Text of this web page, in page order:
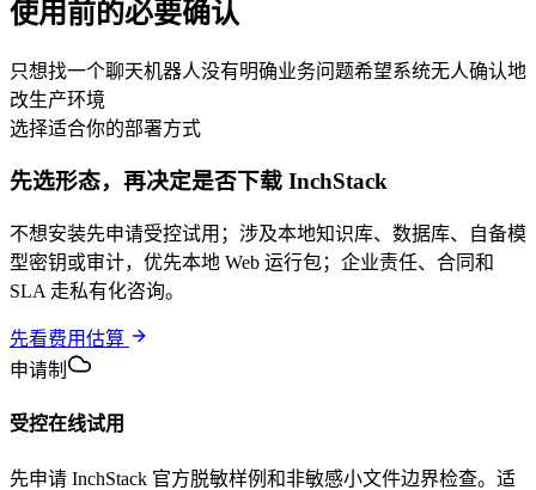
使用前的必要确认
只想找一个聊天机器人没有明确业务问题希望系统无人确认地
改生产环境
选择适合你的部署方式
先选形态，再决定是否下载 InchStack
不想安装先申请受控试用；涉及本地知识库、数据库、自备模
型密钥或审计，优先本地 Web 运行包；企业责任、合同和
SLA 走私有化咨询。
先看费用估算
申请制
受控在线试用
先申请 InchStack 官方脱敏样例和非敏感小文件边界检查。适